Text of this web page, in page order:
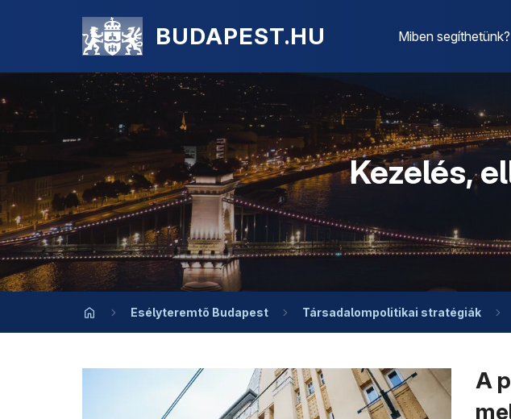
BUDAPEST.HU Miben segíthetünk?
Kezelés,
Esélyteremtő Budapest Társadalompolitikai stratégiák
A